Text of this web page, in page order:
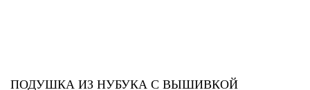
ПОДУШКА ИЗ НУБУКА С ВЫШИВКОЙ